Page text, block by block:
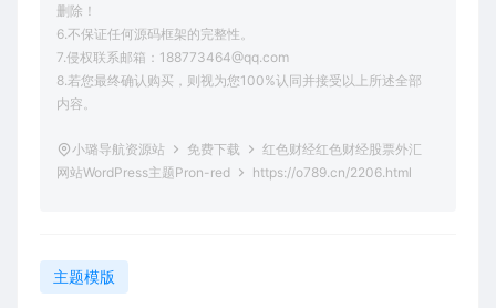
删除！
6.不保证任何源码框架的完整性。
7.侵权联系邮箱：188773464@qq.com
8.若您最终确认购买，则视为您100%认同并接受以上所述全部
内容。
小璐导航资源站 免费下载
红色财经红色财经股票外汇
网站WordPress主题Pron-red
https://o789.cn/2206.html
主题模版